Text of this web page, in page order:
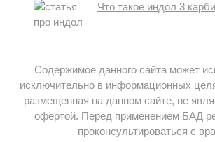
Что такое индол 3
Содержимое данного сайта может
исключительно в информационных
размещенная на данном сайте, не
офертой. Перед применением БАД
проконсультироваться с